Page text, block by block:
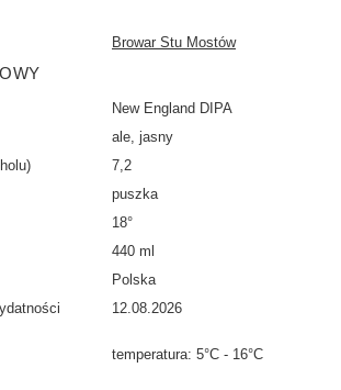
Browar Stu Mostów
New England DIPA
ale, jasny
7,2
puszka
18°
440 ml
Polska
12.08.2026
temperatura: 5°C - 16°C